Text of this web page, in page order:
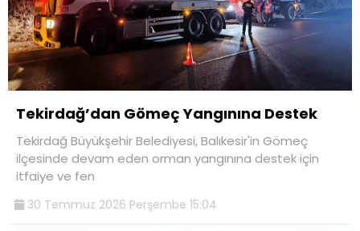
Tekirdağ’dan Gömeç Yangınına Destek
Tekirdağ Büyükşehir Belediyesi, Balıkesir'in Gömeç
ilçesinde devam eden orman yangınına destek için
itfaiye ve fen
30 Temmuz 2026 Perşembe 15:04